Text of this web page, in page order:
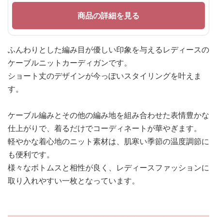
商品の詳細を見る
ふんわりとした編み目が優しい印象を与えるレディースの
ケーブルニットカーディガンです。
ショート丈のデザインが今っぽいスタイリングを叶えま
す。
ケーブル編みとその他の編み地を組み合わせた表情豊かな
仕上がりで、着るだけでコーディネートが華やぎます。
軽やかな着心地のニット素材は、肌寒い季節の温度調節に
も便利です。
様々なボトムスと相性が良く、レディースファッションに
取り入れやすい一枚となっています。